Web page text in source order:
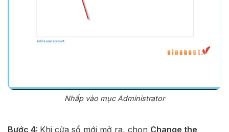
Nhấp vào mục Administrator
Bước 4: Khi cửa sổ mới mở ra, chọn Change the